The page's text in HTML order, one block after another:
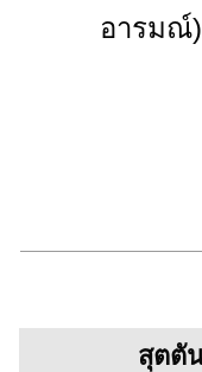
อารมณ์
สุตตั